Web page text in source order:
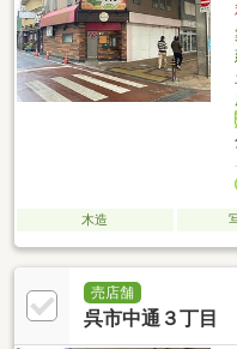
木造
売店舗
呉市中通３丁目